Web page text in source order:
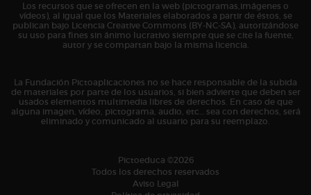
Los recursos que se ofrecen en la web (pictogramas,imágenes o
vídeos), al igual que los Materiales elaborados a partir de éstos, se
publican bajo Licencia Creative Commons (BY-NC-SA), autorizándose
su uso para fines sin ánimo lucrativo siempre que se cite la fuente,
autor y se compartan bajo la misma licencia.
La Fundación Pictoaplicaciones no se hace responsable de la subida
de materiales por parte de los usuarios, si bien advierte que deben ser
usados elementos multimedia libres de derechos. En caso de que
alguna imagen, vídeo, pictograma, audio, etc… sea con derechos, será
eliminado y comunicado al usuario para su reemplazo.
Pictoeduca ©2026
Todos los derechos reservados
Aviso Legal